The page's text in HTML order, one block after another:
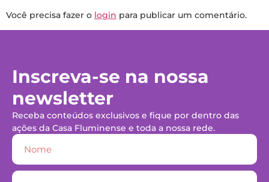
Você precisa fazer o login para publicar um comentário.
Inscreva-se na nossa
newsletter
Receba conteúdos exclusivos e fique por dentro das
ações da Casa Fluminense e toda a nossa rede.